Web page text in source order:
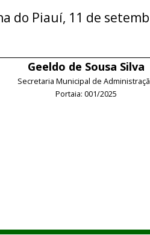
do Piauí, 11 de
Geeldo de Sousa Silva
Secretaria Municipal de
Portaia: 001/2025